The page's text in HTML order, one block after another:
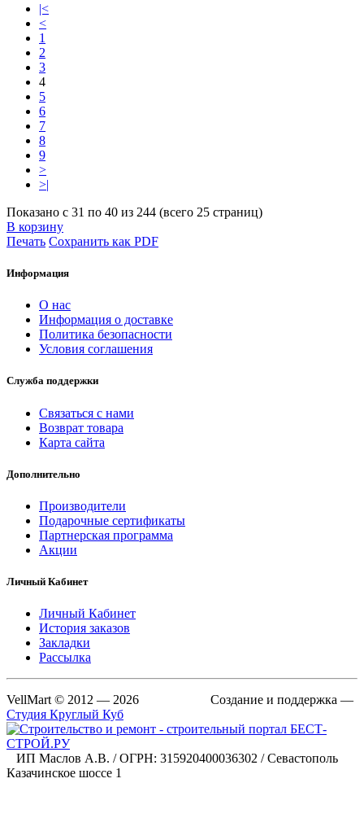
|<
<
1
2
3
4
5
6
7
8
9
>
>|
Показано с 31 по 40 из 244 (всего 25 страниц)
В корзину
Печать Сохранить как PDF
Информация
О нас
Информация о доставке
Политика безопасности
Условия соглашения
Служба поддержки
Связаться с нами
Возврат товара
Карта сайта
Дополнительно
Производители
Подарочные сертификаты
Партнерская программа
Акции
Личный Кабинет
Личный Кабинет
История заказов
Закладки
Рассылка
VellMart © 2012 — 2026 Создание и поддержка —
Студия Круглый Куб
ИП Маслов А.В. / ОГРН: 315920400036302 / Севастополь
Казачинское шоссе 1